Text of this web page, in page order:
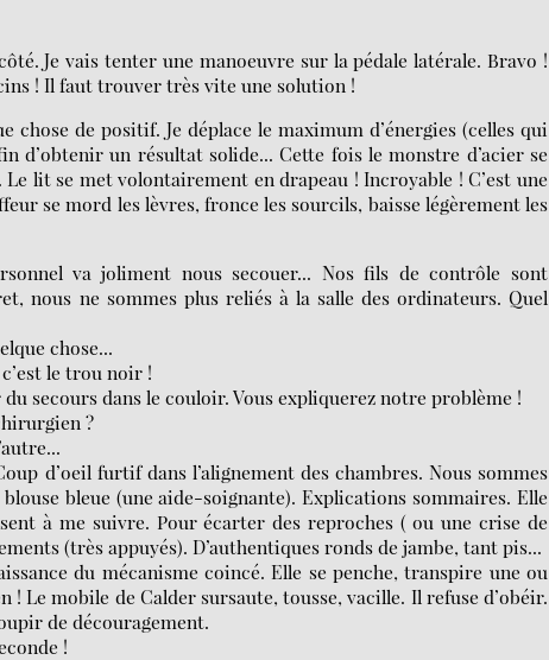
Je vais tenter une manoeuvre sur la pédale latérale. Bravo !
! Il faut trouver très vite une solution !
de positif. Je déplace le maximum d’énergies (celles qui
d’obtenir un résultat solide... Cette fois le monstre d’acier se
lit se met volontairement en drapeau ! Incroyable ! C’est une
se mord les lèvres, fronce les sourcils, baisse légèrement les
va joliment nous secouer... Nos fils de contrôle sont
nous ne sommes plus reliés à la salle des ordinateurs. Quel
chose...
le trou noir !
secours dans le couloir. Vous expliquerez notre problème !
?
d’oeil furtif dans l’alignement des chambres. Nous sommes
bleue (une aide-soignante). Explications sommaires. Elle
à me suivre. Pour écarter des reproches ( ou une crise de
(très appuyés). D’authentiques ronds de jambe, tant pis...
du mécanisme coincé. Elle se penche, transpire une ou
! Le mobile de Calder sursaute, tousse, vacille. Il refuse d’obéir.
de découragement.
!